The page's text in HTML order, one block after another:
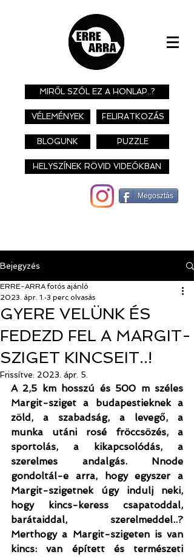
MIRŐL SZÓL EZ A HONLAP..?
VÉLEMÉNYEK FELIRATKOZÁS
BLOGUNK PUZZLE
HELYSZÍNEK RÖVID VIDEÓKBAN
Megosztás
Bejegyzés
GYERE VELÜNK ÉS
FEDEZD FEL A MARGIT-
SZIGET KINCSEIT..!
ERRE-ARRA fotós ajánló
2023. ápr. 1. 3 perc olvasás
Frissítve: 2023. ápr. 5.
A 2,5 km hosszú és 500 m széles
Margit-sziget a budapestieknek a
zöld, a szabadság, a levegő, a
munka utáni rosé fröccsözés, a
sportolás, a kikapcsolódás, a
szerelmes andalgás. Nnode
gondoltál-e arra, hogy egyszer a
Margit-szigetnek úgy indulj neki,
hogy kincs-keress csapatoddal,
barátaiddal, szerelmeddel..?
Merthogy a Margit-szigeten is van
kincs: van épített és természeti